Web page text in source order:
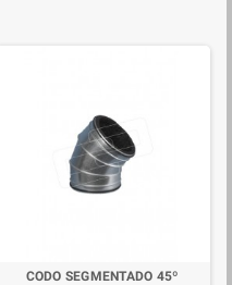
CODO SEGMENTADO 45º